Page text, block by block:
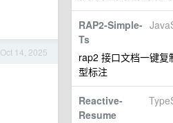
RAP2-Simple-
Ts
rap2 接口文档一键
型标注
Reactive-
Resume
Oct 14, 2025